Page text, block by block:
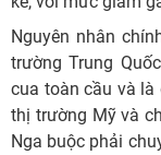
Nguyên nhân
trường Trung
cua toàn cầu và là
thị trường Mỹ và
Nga buộc phải